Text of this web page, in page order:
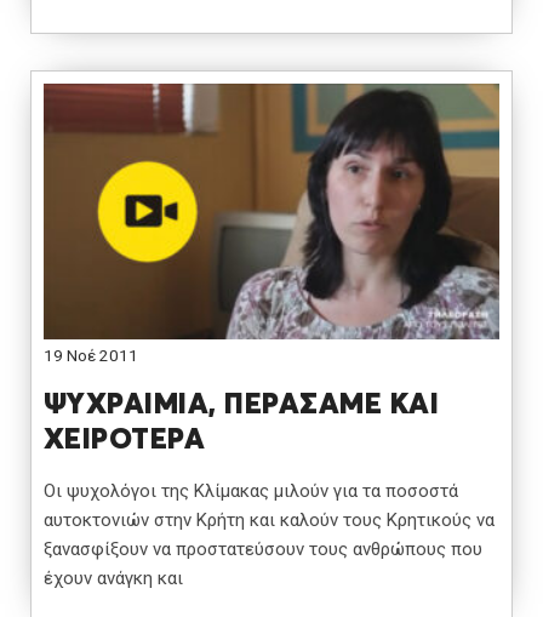
19 Νοέ 2011
ΨΥΧΡΑΙΜΙΑ, ΠΕΡΑΣΑΜΕ ΚΑΙ
ΧΕΙΡΟΤΕΡΑ
Οι ψυχολόγοι της Κλίμακας μιλούν για τα ποσοστά
αυτοκτονιών στην Κρήτη και καλούν τους Κρητικούς να
ξανασφίξουν να προστατεύσουν τους ανθρώπους που
έχουν ανάγκη και